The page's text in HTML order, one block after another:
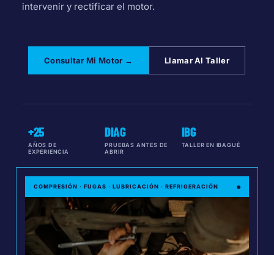
intervenir y rectificar el motor.
Consultar Mi Motor → Llamar Al Taller
+25
AÑOS DE
EXPERIENCIA
DIAG
PRUEBAS ANTES DE
ABRIR
IBG
TALLER EN IBAGUÉ
COMPRESIÓN · FUGAS · LUBRICACIÓN · REFRIGERACIÓN ●